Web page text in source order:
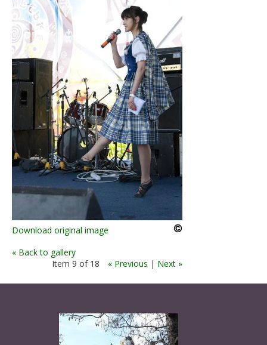
Download original image
« Back to gallery
Item 9 of 18
« Previous | Next »